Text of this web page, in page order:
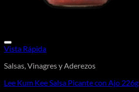
Vista Rápida
Salsas, Vinagres y Aderezos
Lee Kum Kee Salsa Picante con Ajo 226g